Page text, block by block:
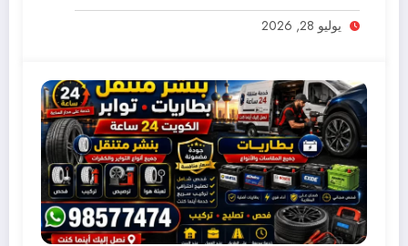
يوليو 28, 2026